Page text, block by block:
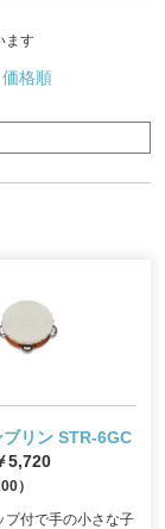
ます
価格順
リン STR-6GC
5,720
）
プ付で手の小さな子